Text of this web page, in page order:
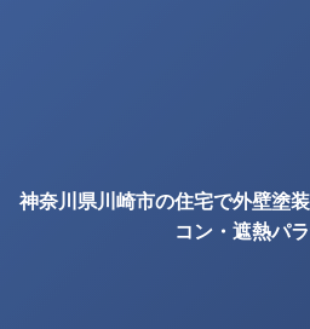
神奈川県川崎市の住宅で外壁塗
コン・遮熱パ